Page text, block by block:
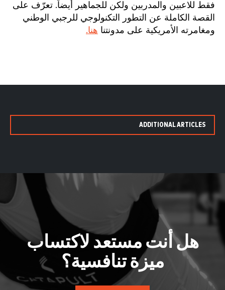
فقط للاعبين والمدربين ولكن للجماهير أيضاً. تعرّف على
القصة الكاملة عن التطور التكنولوجي للرجبي الوطني
ومغامرته الأمريكية على مدونتنا هنا.
ADDITIONAL ARTICLES
هل أنت مستعد لاكتساب
ميزة تنافسية؟